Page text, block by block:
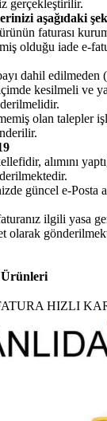
gerçekleştirilir.
aşağıdaki
faturası
olduğu iade e-
dahil
kesilmeli ve
olan talepler
alımını
güncel e-Posta
ilgili yasa
olarak
HIZLI